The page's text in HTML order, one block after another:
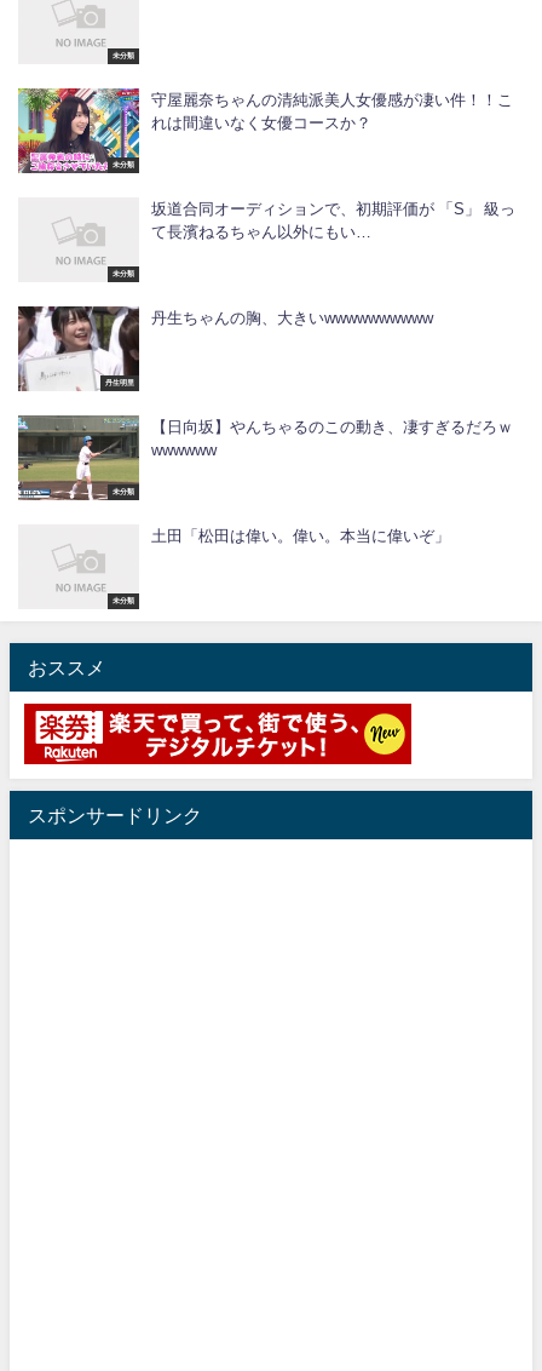
未分類
未分類
守屋麗奈ちゃんの清純派美人女優感が凄い件！！こ
れは間違いなく女優コースか？
未分類
坂道合同オーディションで、初期評価が 「S」 級っ
て長濱ねるちゃん以外にもい…
丹生明里
丹生ちゃんの胸、大きいwwwwwwwwww
未分類
【日向坂】やんちゃるのこの動き、凄すぎるだろｗ
wwwwww
未分類
土田「松田は偉い。偉い。本当に偉いぞ」
おススメ
スポンサードリンク